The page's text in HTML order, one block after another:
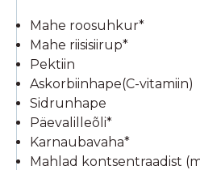
Mahe roosuhkur*
Mahe riisisiirup*
Pektiin
Askorbiinhape(C-vitamiin)
Sidrunhape
Päevalilleõli*
Karnaubavaha*
Mahlad kontsentraadist